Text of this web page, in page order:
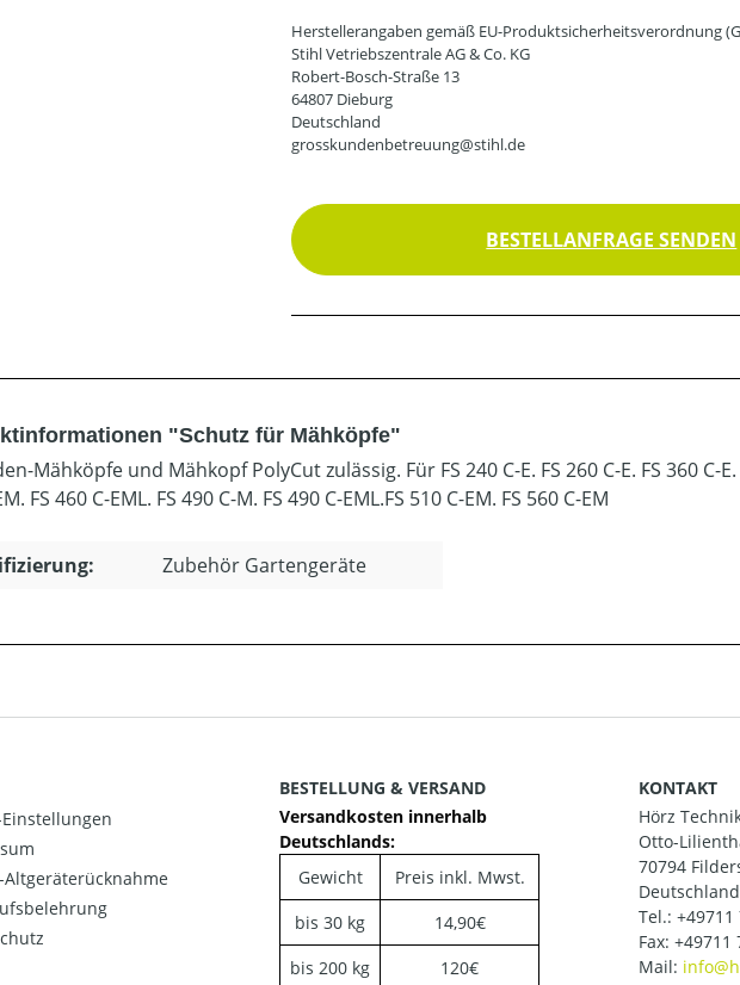
Herstellerangaben gemäß EU-Produktsicherheitsverordnung
Stihl Vetriebszentrale AG & Co. KG
Robert-Bosch-Straße 13
64807 Dieburg
Deutschland
grosskundenbetreuung@stihl.de
BESTELLANFRAGE SENDEN
"Schutz für Mähköpfe"
Mähköpfe und Mähkopf PolyCut zulässig. Für FS 240 C-E. FS 260 C-E. FS 360 C-E.
FS 460 C-EML. FS 490 C-M. FS 490 C-EML.FS 510 C-EM. FS 560 C-EM
Zubehör Gartengeräte
Einstellungen
Altgeräterücknahme
BESTELLUNG & VERSAND
Versandkosten innerhalb
Deutschlands:
Gewicht
Preis inkl. Mwst.
bis 30 kg
14,90€
bis 200 kg
120€
KONTAKT
Hörz
Otto-
70794
Deutschland
Tel.: +49711
Fax: +49711
Mail: